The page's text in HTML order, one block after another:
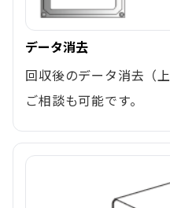
データ消去
回収後のデータ消去（
ご相談も可能です。